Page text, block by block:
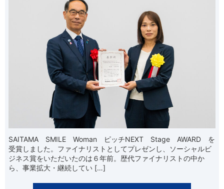
SAITAMA SMILE Woman ピッチNEXT Stage AWARD を
受賞しました。ファイナリストとしてプレゼンし、ソーシャルビ
ジネス賞をいただいたのは６年前。歴代ファイナリストの中か
ら、事業拡大・継続してい […]